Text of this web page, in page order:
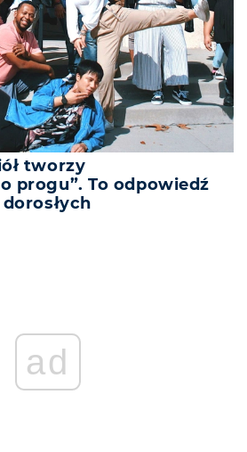
tworzy
progu”. To odpowiedź
ad